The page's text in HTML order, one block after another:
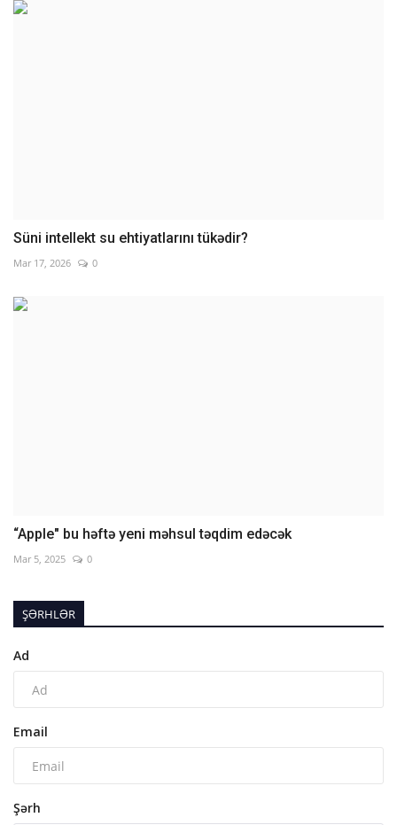
Süni intellekt su ehtiyatlarını tükədir?
Mar 17, 2026 0
“Apple" bu həftə yeni məhsul təqdim edəcək
Mar 5, 2025 0
ŞƏRHLƏR
Ad
Email
Şərh